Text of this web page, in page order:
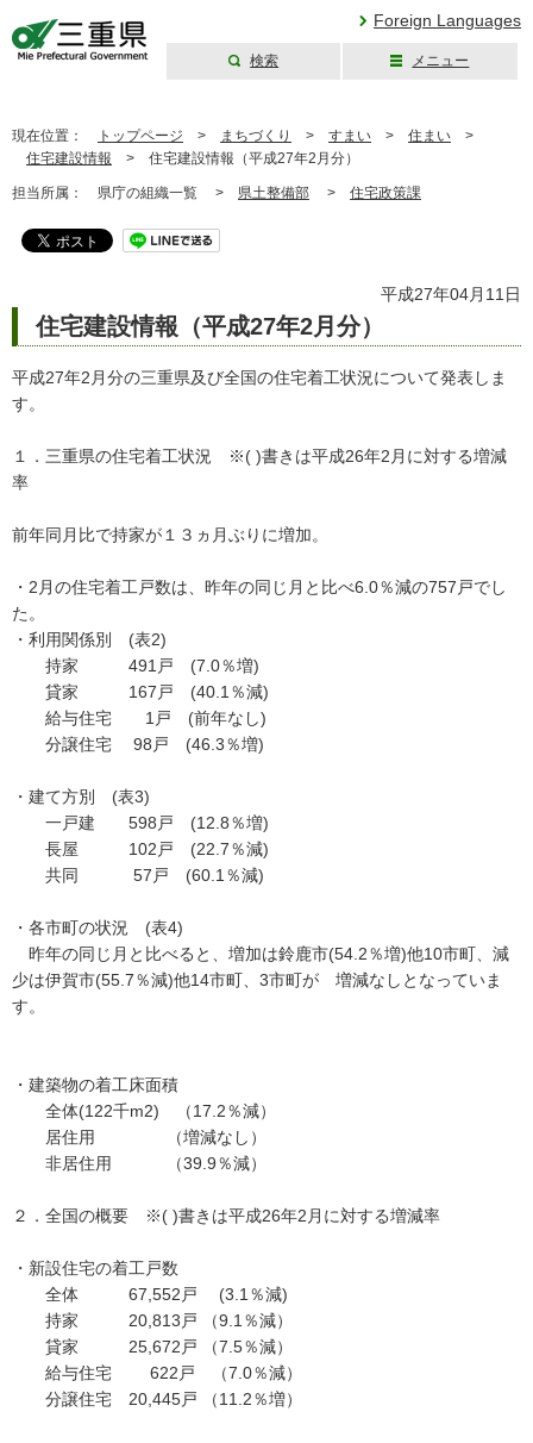
Foreign Languages
検索 メニュー
現在位置： トップページ > まちづくり > すまい > 住まい >
住宅建設情報 > 住宅建設情報（平成27年2月分）
担当所属： 県庁の組織一覧 > 県土整備部 > 住宅政策課
平成27年04月11日
住宅建設情報（平成27年2月分）
平成27年2月分の三重県及び全国の住宅着工状況について発表しま
す。
１．三重県の住宅着工状況 ※( )書きは平成26年2月に対する増減
率
前年同月比で持家が１３ヵ月ぶりに増加。
・2月の住宅着工戸数は、昨年の同じ月と比べ6.0％減の757戸でし
た。
・利用関係別 (表2)
持家 491戸 (7.0％増)
貸家 167戸 (40.1％減)
給与住宅 1戸 (前年なし)
分譲住宅 98戸 (46.3％増)
・建て方別 (表3)
一戸建 598戸 (12.8％増)
長屋 102戸 (22.7％減)
共同 57戸 (60.1％減)
・各市町の状況 (表4)
昨年の同じ月と比べると、増加は鈴鹿市(54.2％増)他10市町、減
少は伊賀市(55.7％減)他14市町、3市町が 増減なしとなっていま
す。
・建築物の着工床面積
全体(122千m2) （17.2％減）
居住用 （増減なし）
非居住用 （39.9％減）
２．全国の概要 ※( )書きは平成26年2月に対する増減率
・新設住宅の着工戸数
全体 67,552戸 (3.1％減)
持家 20,813戸 （9.1％減）
貸家 25,672戸 （7.5％減）
給与住宅 622戸 （7.0％減）
分譲住宅 20,445戸 （11.2％増）